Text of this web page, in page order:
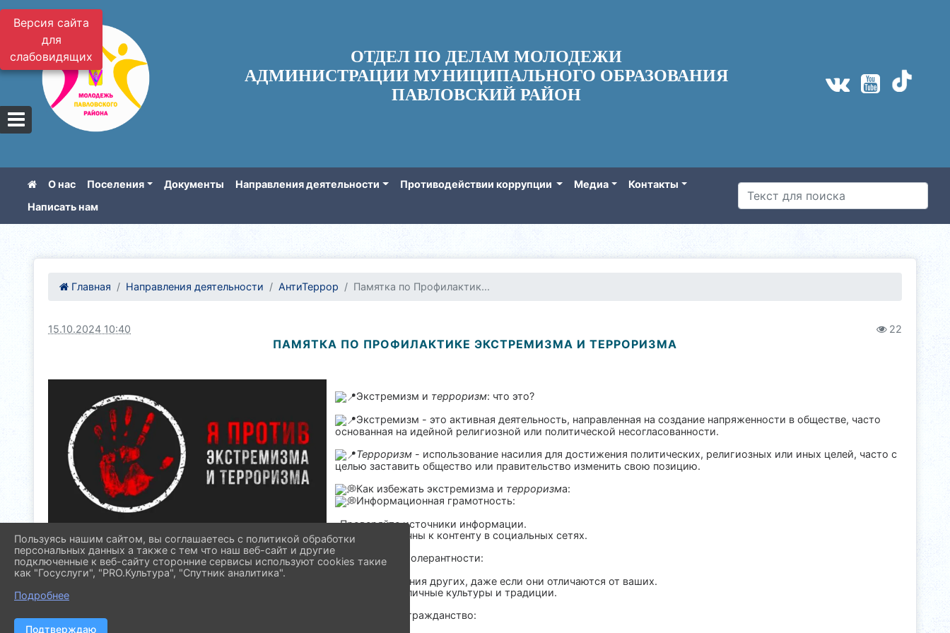
Версия сайта
для
слабовидящих
ОТДЕЛ ПО ДЕЛАМ МОЛОДЕЖИ
АДМИНИСТРАЦИИ МУНИЦИПАЛЬНОГО ОБРАЗОВАНИЯ
ПАВЛОВСКИЙ РАЙОН
О нас Поселения Документы Направления деятельности Противодействии коррупции Медиа
Контакты
Написать нам
Главная Направления деятельности АнтиТеррор Памятка по Профилактик...
15.10.2024 10:40 22
ПАМЯТКА ПО ПРОФИЛАКТИКЕ ЭКСТРЕМИЗМА И ТЕРРОРИЗМА
Экстремизм и терроризм: что это?
Экстремизм - это активная деятельность, направленная на создание напряженности в обществе, часто
основанная на идейной религиозной или политической несогласованности.
Терроризм- использование насилия для достижения политических, религиозных или иных целей, часто с
целью заставить общество или правительство изменить свою позицию.
Как избежать экстремизма и терроризма:
Информационная грамотность:
-Проверяйте источники информации.
-Будьте критичны к контенту в социальных сетях.
Развитие толерантности:
-Уважайте мнения других, даже если они отличаются от ваших.
-Изучайте различные культуры и традиции.
Активное гражданство:
Пользуясь нашим сайтом, вы соглашаетесь с политикой обработки
персональных данных а также с тем что наш веб-сайт и другие
подключенные к веб-сайту сторонние сервисы используют cookies такие
как "Госуслуги", "PRO.Культура", "Спутник аналитика".
Подробнее
Подтверждаю